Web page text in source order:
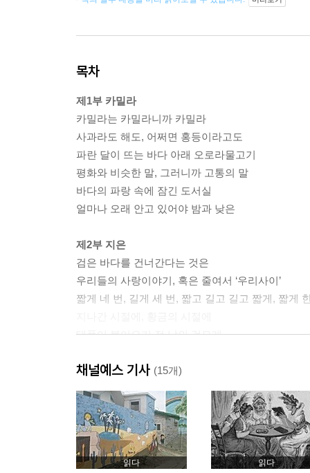
목차
제1부 카밀라
카밀라는 카밀라니까 카밀라
사과라도 해도, 어쩌면 홍등이라고도
파란 달이 뜨는 바다 아래 오로라물고기
평화와 비슷한 말, 그러니까 고통의 말
바다의 파랑 속에 잠긴 도서실
얼마나 오래 안고 있어야 밤과 낮은
제2부 지은
검은 바다를 건너간다는 것은
우리들의 사랑이야기, 혹은 줄여서 ‘우리사이’
짧게 네 번, 길게 세 번, 짧고 길고 길고 짧게, 짧게
태풍이 불어오기 전 날의 검모래
제3부 우리
적적함, 혹은 불안과 성가심 사이의 적당한 온기
날마다 하나의 낮이 종말을 고한다
나한테는 날개가 있어, 바로 이 아이야
저기, 또 저기, 섬광처럼 어떤 얼굴들이
채널예스 기사 (15개)
읽다 읽다